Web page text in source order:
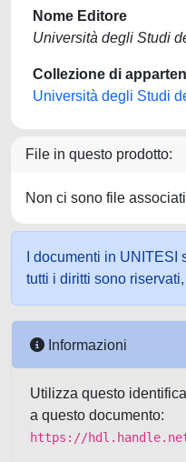
Nome Editore
Università degli Studi
Collezione di
Università degli Studi
File in questo prodotto:
Non ci sono file
I documenti in
tutti i diritti sono
Informazioni
Utilizza questo
a questo documento:
https://